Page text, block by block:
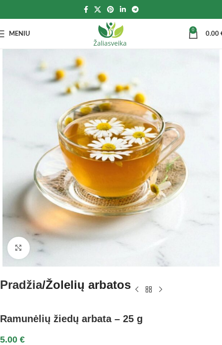
MENIU
0
0.00
Spustelėkite norėdami padidinti
Pradžia Žolelių arbatos
Ramunėlių žiedų arbata – 25 g
5.00 €